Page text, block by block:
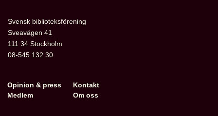
ungdomspriser
Svensk biblioteksförening
Sveavägen 41
111 34 Stockholm
08-545 132 30
Opinion & press
Medlem
Kontakt
Om oss